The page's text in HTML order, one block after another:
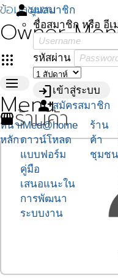
ข้อมูลชุมชน
Owner
apps
personมุมสมาชิก
ชื่อสมาชิก หรือ อีเ
รหัสผ่าน
loginเข้าสู่ระบบ
person_addสมัครสมาชิก
menu
Menu
หน้า
หลัก
iMed@home
ดาวน์โหลด
แบบฟอร์ม
คู่มือ
เสนอแนะใน
การพัฒนา
ระบบงาน
ร้าน
ค้า
ชุมชน
storefrontร้านค้า